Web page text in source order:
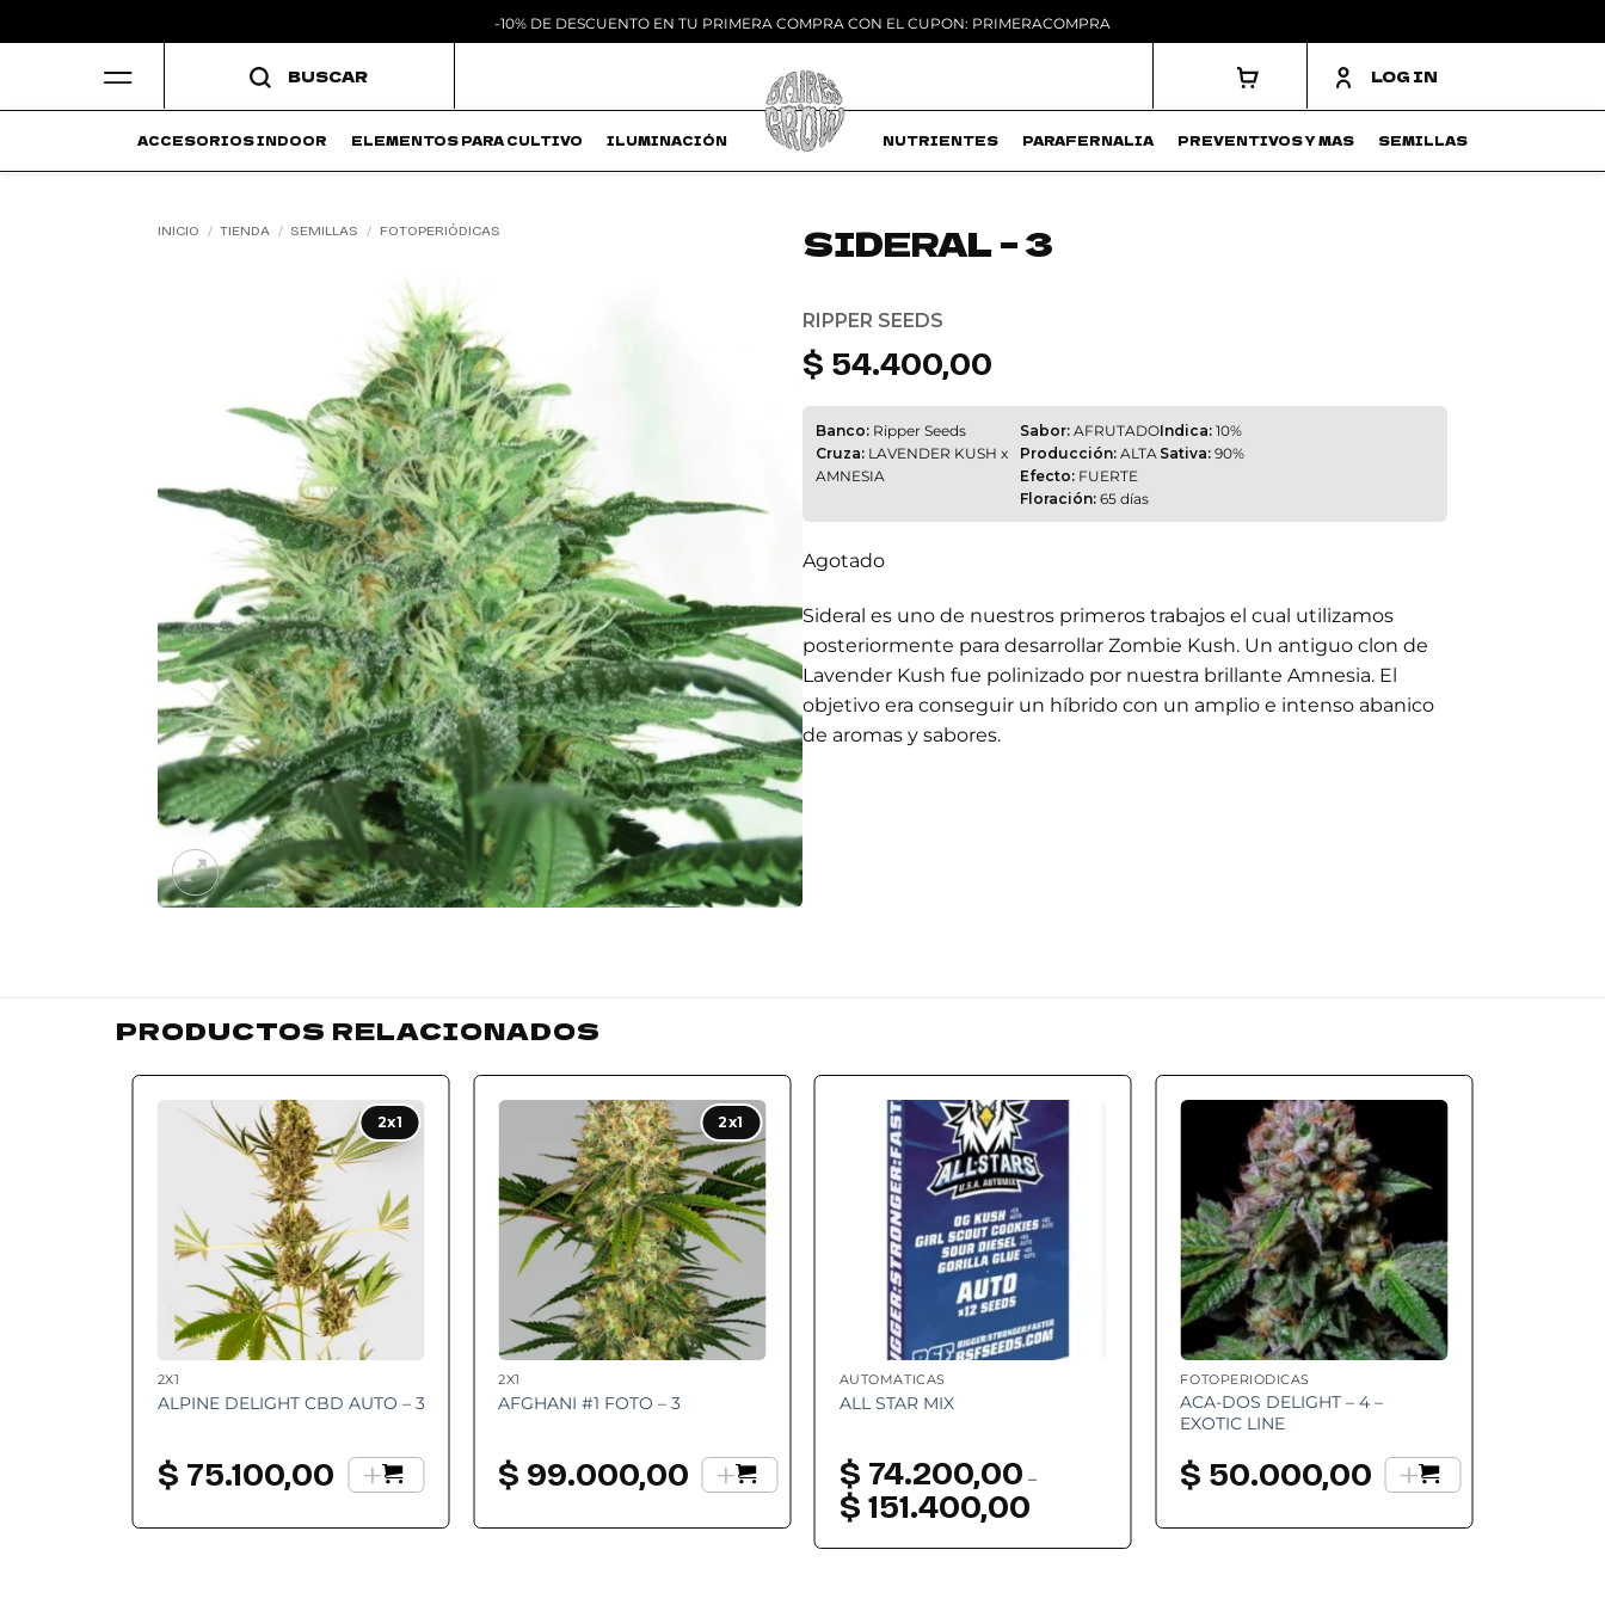
-10% DE DESCUENTO EN TU PRIMERA COMPRA CON EL CUPON: PRIMERACOMPRA
BUSCAR LOG IN
ACCESORIOS INDOOR ELEMENTOS PARA CULTIVO ILUMINACIÓN MACETAS NUTRIENTES PARAFERNALIA PREVENTIVOS Y MAS SEMILLAS
contenido
INICIO / TIENDA / SEMILLAS / FOTOPERIÓDICAS SIDERAL – 3
RIPPER SEEDS
$ 54.400,00
Banco:Ripper Seeds
Cruza:LAVENDER KUSH x
AMNESIA
Sabor:AFRUTADO
Producción:ALTA
Efecto:FUERTE
Floración:65 días
Indica:10%
Sativa:90%
Agotado
Sideral es uno de nuestros primeros trabajos el cual utilizamos
posteriormente para desarrollar Zombie Kush. Un antiguo clon de
Lavender Kush fue polinizado por nuestra brillante Amnesia. El
objetivo era conseguir un híbrido con un amplio e intenso abanico
de aromas y sabores.
PRODUCTOS RELACIONADOS
2x1
Add to
wishlist
2X1
ALPINE DELIGHT CBD AUTO – 3
$ 75.100,00 +
2x1
Add to
wishlist
2X1
AFGHANI #1 FOTO – 3
$ 99.000,00 +
wishlist
AUTOMÁTICAS
ALL STAR MIX
$ 74.200,00 –
$ 151.400,00Rango
de
desde
FOTOPERIÓDICAS
ACA-DOS DELIGHT – 4 –
EXOTIC LINE
$ 50.000,00 +